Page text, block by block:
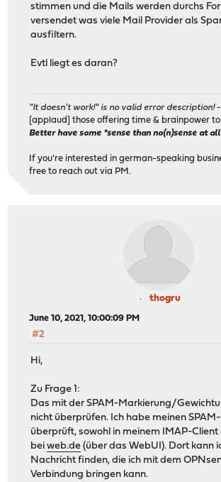
stimmen und die Mails werden durchs
versendet was viele Mail Provider als
ausfiltern.
Evtl liegt es daran?
"It doesn't work!" is no valid error description!-
[applaud] those offering time & brainpower to
Better have some *sense than no(n)sense at
If you're interested in german-speaking
free to reach out via PM.
thogru
June 10, 2021, 10:00:09 PM
#2
Hi,
Zu Frage 1:
Das mit der SPAM-Markierung/
nicht überprüfen. Ich habe meinen
überprüft, sowohl in meinem IMAP-
beiweb.de (über das WebUI). Dort kann
Nachricht finden, die ich mit dem
Verbindung bringen kann.